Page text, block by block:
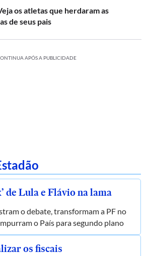
os atletas que herdaram as
de seus pais
APÓS A PUBLICIDADE
de Lula e Flávio na lama
o debate, transformam a PF no
o País para segundo plano
os fiscais